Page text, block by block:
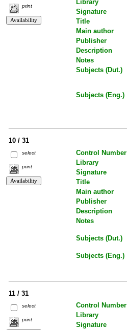
print
Library
Signature
Title
Main author
Publisher
Description
Notes
Subjects (Dut.)
Subjects (Eng.)
10 / 31
select
print
Control Number
Library
Signature
Title
Main author
Publisher
Description
Notes
Subjects (Dut.)
Subjects (Eng.)
11 / 31
select
print
Control Number
Library
Signature